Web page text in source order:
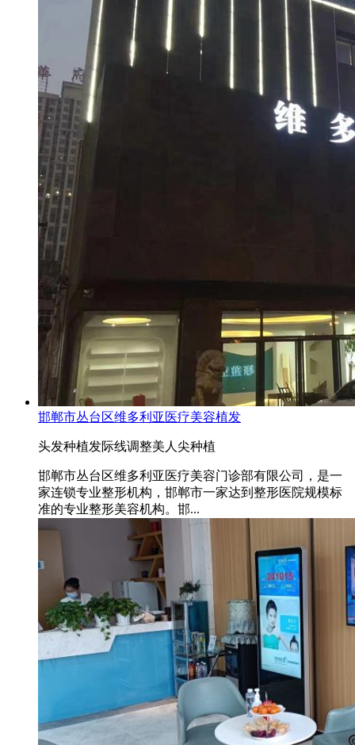
邯郸市丛台区维多利亚医疗美容植发
头发种植发际线调整美人尖种植
邯郸市丛台区维多利亚医疗美容门诊部有限公司，是一
家连锁专业整形机构，邯郸市一家达到整形医院规模标
准的专业整形美容机构。邯...